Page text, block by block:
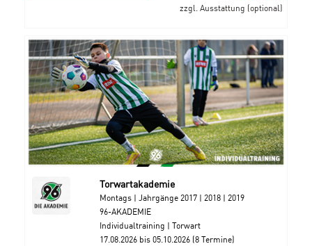
zzgl. Ausstattung (optional)
Torwartakademie
Montags | Jahrgänge 2017 | 2018 | 2019
96-AKADEMIE
Individualtraining | Torwart
17.08.2026 bis 05.10.2026 (8 Termine)